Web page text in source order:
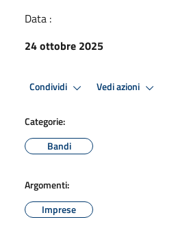
Data :
24 ottobre 2025
Condividi Vedi azioni
Categorie:
Bandi
Argomenti:
Imprese